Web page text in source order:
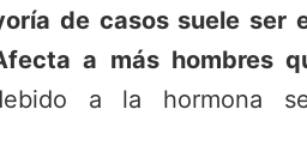
de casos suele ser
a más hombres
a la hormona